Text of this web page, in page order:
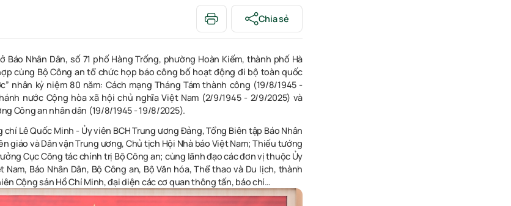
Chia sẻ
Báo Nhân Dân, số 71 phố Hàng Trống, phường Hoàn Kiếm, thành phố Hà
cùng Bộ Công an tổ chức họp báo công bố hoạt động đi bộ toàn quốc
nhân kỷ niệm 80 năm: Cách mạng Tháng Tám thành công (19/8/1945 -
nước Cộng hòa xã hội chủ nghĩa Việt Nam (2/9/1945 - 2/9/2025) và
Công an nhân dân (19/8/1945 - 19/8/2025).
Lê Quốc Minh - Ủy viên BCH Trung ương Đảng, Tổng Biên tập Báo Nhân
giáo và Dân vận Trung ương, Chủ tịch Hội Nhà báo Việt Nam; Thiếu tướng
Cục Công tác chính trị Bộ Công an; cùng lãnh đạo các đơn vị thuộc Ủy
Nam, Báo Nhân Dân, Bộ Công an, Bộ Văn hóa, Thể thao và Du lịch, thành
Cộng sản Hồ Chí Minh, đại diện các cơ quan thông tấn, báo chí…